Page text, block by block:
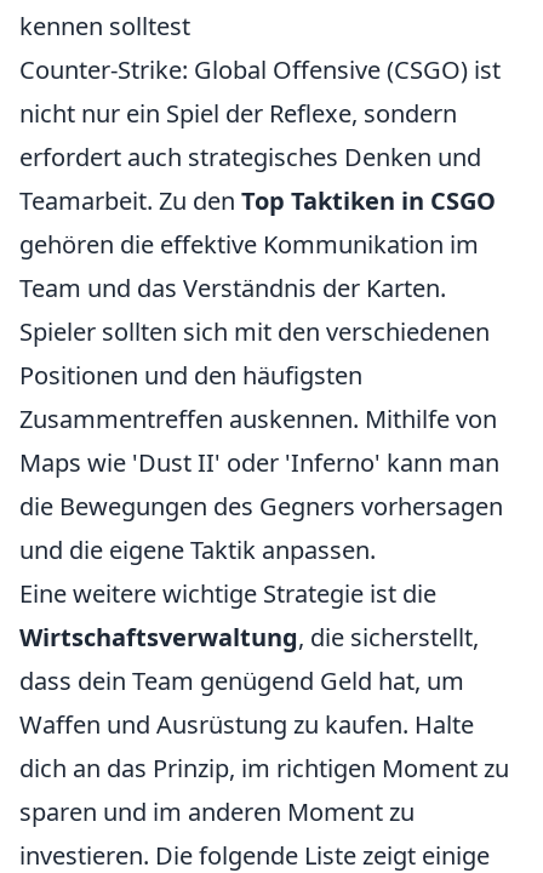
kennen solltest
Counter-Strike: Global Offensive (CSGO) ist
nicht nur ein Spiel der Reflexe, sondern
erfordert auch strategisches Denken und
Teamarbeit. Zu den Top Taktiken in CSGO
gehören die effektive Kommunikation im
Team und das Verständnis der Karten.
Spieler sollten sich mit den verschiedenen
Positionen und den häufigsten
Zusammentreffen auskennen. Mithilfe von
Maps wie 'Dust II' oder 'Inferno' kann man
die Bewegungen des Gegners vorhersagen
und die eigene Taktik anpassen.
Eine weitere wichtige Strategie ist die
Wirtschaftsverwaltung, die sicherstellt,
dass dein Team genügend Geld hat, um
Waffen und Ausrüstung zu kaufen. Halte
dich an das Prinzip, im richtigen Moment zu
sparen und im anderen Moment zu
investieren. Die folgende Liste zeigt einige